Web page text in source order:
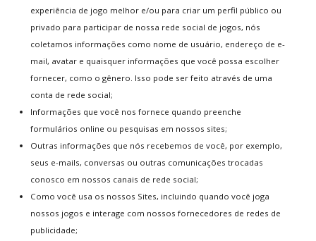
experiência de jogo melhor e/ou para criar um perfil público ou
privado para participar de nossa rede social de jogos, nós
coletamos informações como nome de usuário, endereço de e-
mail, avatar e quaisquer informações que você possa escolher
fornecer, como o gênero. Isso pode ser feito através de uma
conta de rede social;
Informações que você nos fornece quando preenche
formulários online ou pesquisas em nossos sites;
Outras informações que nós recebemos de você, por exemplo,
seus e-mails, conversas ou outras comunicações trocadas
conosco em nossos canais de rede social;
Como você usa os nossos Sites, incluindo quando você joga
nossos jogos e interage com nossos fornecedores de redes de
publicidade;
MAISJOGADOS
World Cup Penalty
Tennis
Call of Duty 2
Super Mario Bros.
Arcade Golf
MENUDO USUÁRIO
Assinar Plano
Cadastre-se